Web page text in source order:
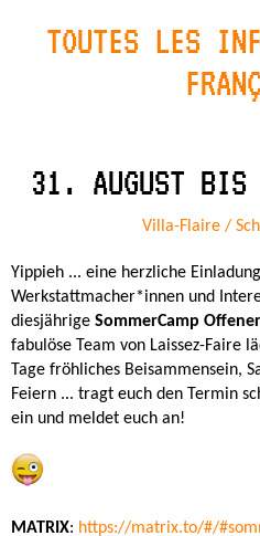
TOUTES LES
31. AUGUST BIS
Villa-Flaire /
Yippieh ... eine herzliche
Werkstattmacher*innen und
diesjährige SommerCamp
fabulöse Team von Laissez-Faire
Tage fröhliches Beisammensein,
Feiern ... tragt euch den Termin
ein und meldet euch an!
MATRIX: https://matrix.to/#/